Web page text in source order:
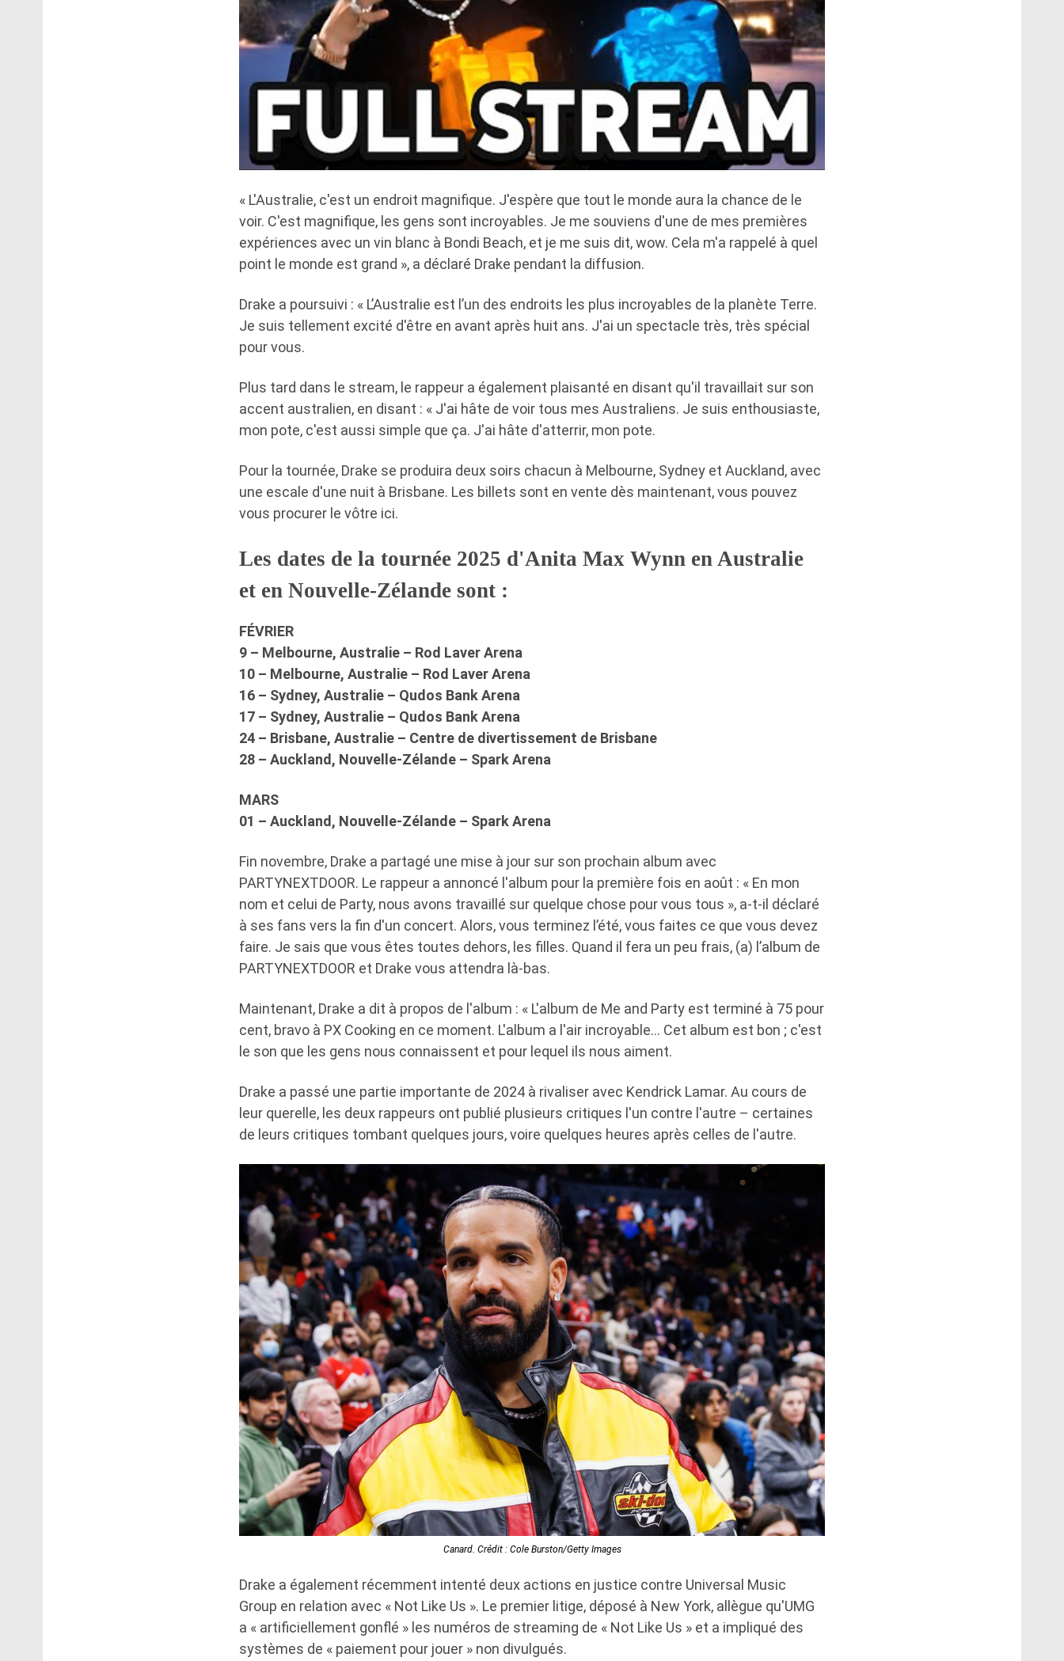
« L'Australie, c'est un endroit magnifique. J'espère que tout le monde aura la chance de le
voir. C'est magnifique, les gens sont incroyables. Je me souviens d'une de mes premières
expériences avec un vin blanc à Bondi Beach, et je me suis dit, wow. Cela m'a rappelé à quel
point le monde est grand », a déclaré Drake pendant la diffusion.
Drake a poursuivi : « L’Australie est l’un des endroits les plus incroyables de la planète Terre.
Je suis tellement excité d'être en avant après huit ans. J'ai un spectacle très, très spécial
pour vous.
Plus tard dans le stream, le rappeur a également plaisanté en disant qu'il travaillait sur son
accent australien, en disant : « J'ai hâte de voir tous mes Australiens. Je suis enthousiaste,
mon pote, c'est aussi simple que ça. J'ai hâte d'atterrir, mon pote.
Pour la tournée, Drake se produira deux soirs chacun à Melbourne, Sydney et Auckland, avec
une escale d'une nuit à Brisbane. Les billets sont en vente dès maintenant, vous pouvez
vous procurer le vôtre ici.
Les dates de la tournée 2025 d'Anita Max Wynn en Australie
et en Nouvelle-Zélande sont :
FÉVRIER
9 – Melbourne, Australie – Rod Laver Arena
10 – Melbourne, Australie – Rod Laver Arena
16 – Sydney, Australie – Qudos Bank Arena
17 – Sydney, Australie – Qudos Bank Arena
24 – Brisbane, Australie – Centre de divertissement de Brisbane
28 – Auckland, Nouvelle-Zélande – Spark Arena
MARS
01 – Auckland, Nouvelle-Zélande – Spark Arena
Fin novembre, Drake a partagé une mise à jour sur son prochain album avec
PARTYNEXTDOOR. Le rappeur a annoncé l'album pour la première fois en août : « En mon
nom et celui de Party, nous avons travaillé sur quelque chose pour vous tous », a-t-il déclaré
à ses fans vers la fin d'un concert. Alors, vous terminez l’été, vous faites ce que vous devez
faire. Je sais que vous êtes toutes dehors, les filles. Quand il fera un peu frais, (a) l’album de
PARTYNEXTDOOR et Drake vous attendra là-bas.
Maintenant, Drake a dit à propos de l'album : « L'album de Me and Party est terminé à 75 pour
cent, bravo à PX Cooking en ce moment. L'album a l'air incroyable… Cet album est bon ; c'est
le son que les gens nous connaissent et pour lequel ils nous aiment.
Drake a passé une partie importante de 2024 à rivaliser avec Kendrick Lamar. Au cours de
leur querelle, les deux rappeurs ont publié plusieurs critiques l'un contre l'autre – certaines
de leurs critiques tombant quelques jours, voire quelques heures après celles de l'autre.
Canard. Crédit : Cole Burston/Getty Images
Drake a également récemment intenté deux actions en justice contre Universal Music
Group en relation avec « Not Like Us ». Le premier litige, déposé à New York, allègue qu'UMG
a « artificiellement gonflé » les numéros de streaming de « Not Like Us » et a impliqué des
systèmes de « paiement pour jouer » non divulgués.